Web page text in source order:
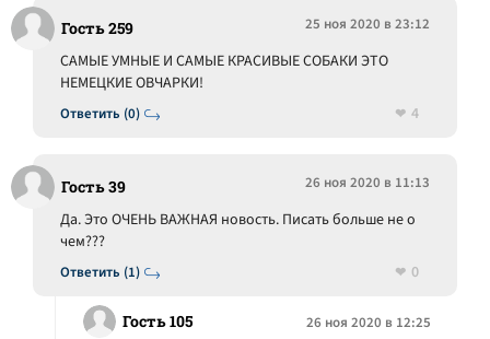
Гость 259 25 ноя 2020 в 23:12
Ответить (0)
САМЫЕ УМНЫЕ И САМЫЕ КРАСИВЫЕ СОБАКИ ЭТО
НЕМЕЦКИЕ ОВЧАРКИ!
4
Гость 39 26 ноя 2020 в 11:13
Ответить (1)
Да. Это ОЧЕНЬ ВАЖНАЯ новость. Писать больше не о
чем???
0
Гость 105 26 ноя 2020 в 12:25